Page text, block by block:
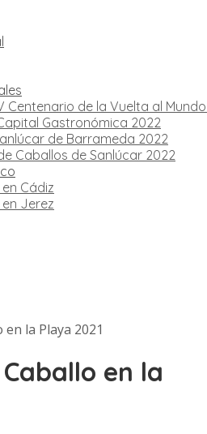
Centenario de la Vuelta al
Gastronómica 2022
de Barrameda 2022
Caballos de Sanlúcar 2022
Cádiz
Jerez
la Playa 2021
en la